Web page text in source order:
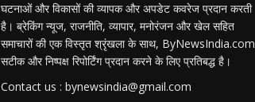
घटनाओं और विकासों की व्यापक और अपडेट कवरेज प्रदान करती
है। ब्रेकिंग न्यूज, राजनीति, व्यापार, मनोरंजन और खेल सहित
समाचारों की एक विस्तृत श्रृंखला के साथ, ByNewsIndia.com
सटीक और निष्पक्ष रिपोर्टिंग प्रदान करने के लिए प्रतिबद्ध है।
Contact us : bynewsindia@gmail.com